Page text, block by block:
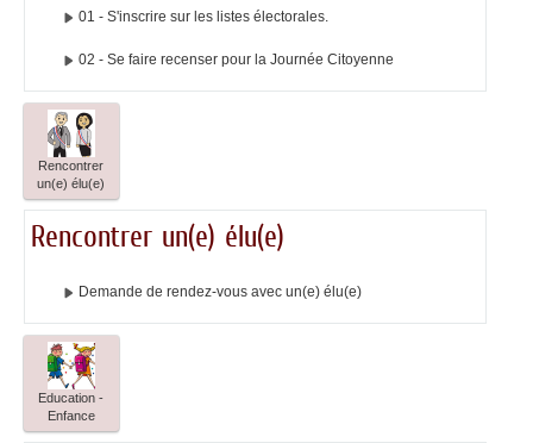
01 - S'inscrire sur les listes électorales.
02 - Se faire recenser pour la Journée Citoyenne
Rencontrer
un(e) élu(e)
Rencontrer un(e) élu(e)
Demande de rendez-vous avec un(e) élu(e)
Education -
Enfance